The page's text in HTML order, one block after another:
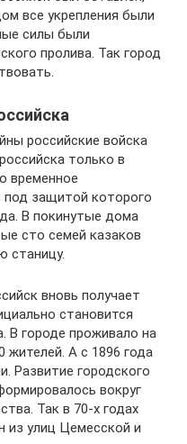
все укрепления были
силы были
пролива. Так город
российские войска
только в
временное
под защитой которого
В покинутые дома
сто семей казаков
станицу.
вновь получает
становится
В городе проживало на
жителей. А с 1896 года
Развитие городского
вокруг
Так в 70-х годах
из улиц Цемесской и